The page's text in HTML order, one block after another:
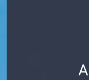
KÜLTÜR-